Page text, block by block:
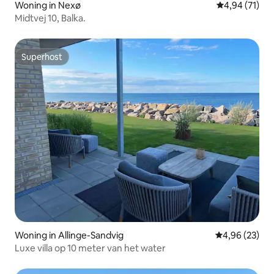
Woning in Nexø Gemiddelde
4,94 (71)
Midtvej 10, Balka.
Superhost
Superhost
Woning in Allinge-Sandvig Gemiddelde
4,96 (23)
Luxe villa op 10 meter van het water